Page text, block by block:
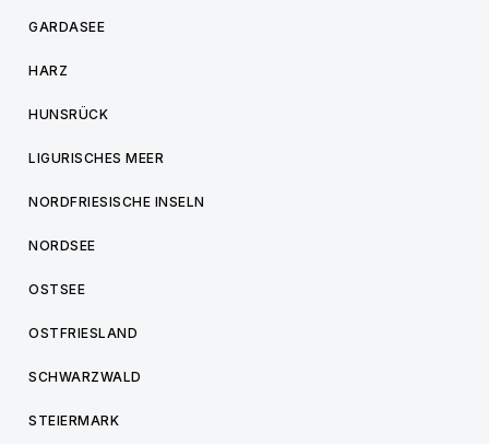
GARDASEE
HARZ
HUNSRÜCK
LIGURISCHES MEER
NORDFRIESISCHE INSELN
NORDSEE
OSTSEE
OSTFRIESLAND
SCHWARZWALD
STEIERMARK